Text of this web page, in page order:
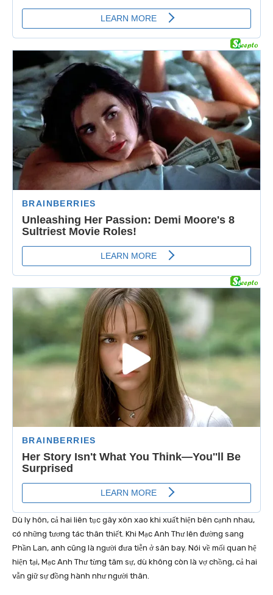
Dù ly hôn, cả hai liên tục gây xôn xao khi xuất hiện bên cạnh nhau,
có những tương tác thân thiết. Khi Mạc Anh Thư lên đường sang
Phần Lan, anh cũng là người đưa tiễn ở sân bay. Nói về mối quan hệ
hiện tại, Mạc Anh Thư từng tâm sự, dù không còn là vợ chồng, cả hai
vẫn giữ sự đồng hành như người thân.